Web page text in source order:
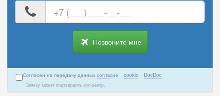
номер
телефона
Позвоните мне
Согласен на передачу данных согласие · cookie · DocDoc
Заявку может подтвердить кол-центр.